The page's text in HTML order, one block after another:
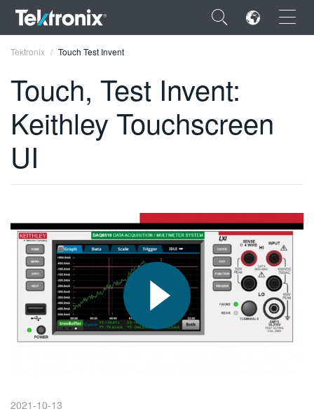
×
ENGLISH
简体中文
日本語
한국어
繁體中文
Tektronix Touch Test Invent
Touch, Test Invent:
Keithley Touchscreen
UI
2021-10-13